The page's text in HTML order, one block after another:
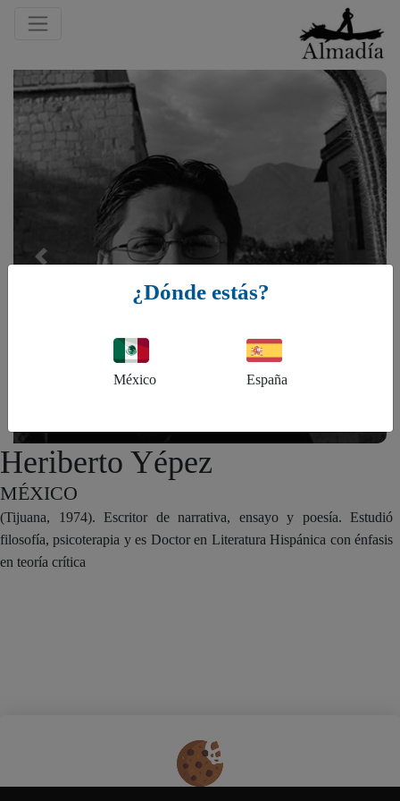
Previous
Heriberto Yépez
MÉXICO
(Tijuana, 1974). Escritor de narrativa, ensayo y poesía. Estudió
filosofía, psicoterapia y es Doctor en Literatura Hispánica con énfasis
en teoría crítica
¿Dónde estás?
México España